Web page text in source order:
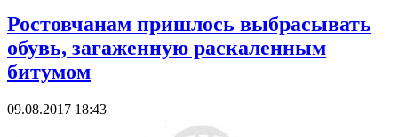
Ростовчанам пришлось выбрасывать
обувь, загаженную раскаленным
битумом
09.08.2017 18:43